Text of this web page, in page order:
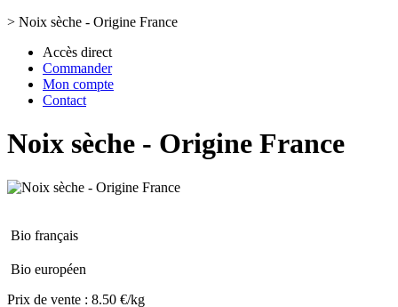
> Noix sèche - Origine France
Accès direct
Commander
Mon compte
Contact
Noix sèche - Origine France
Bio français
Bio européen
Prix de vente : 8.50 €/kg